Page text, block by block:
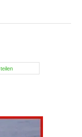
teilen